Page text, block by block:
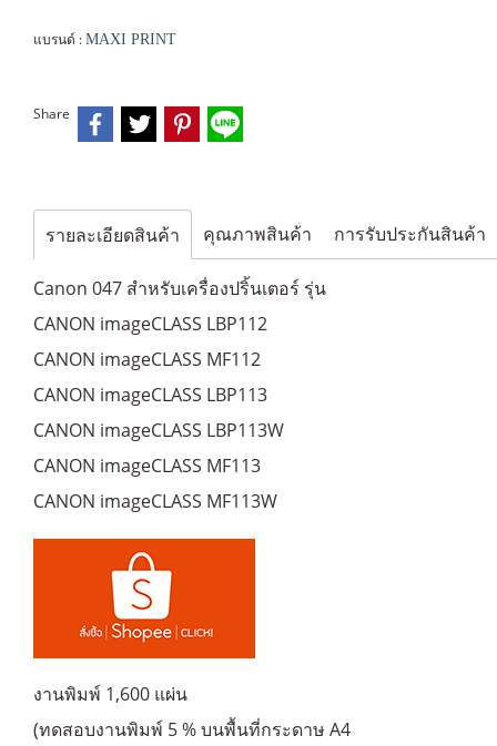
แบรนด์ : MAXI PRINT
Share
รายละเอียดสินค้า คุณภาพสินค้า การรับประกันสินค้า
Canon 047 สำหรับเครื่องปริ้นเตอร์ รุ่น
CANON imageCLASS LBP112
CANON imageCLASS MF112
CANON imageCLASS LBP113
CANON imageCLASS LBP113W
CANON imageCLASS MF113
CANON imageCLASS MF113W
งานพิมพ์ 1,600 แผ่น
(ทดสอบงานพิมพ์ 5 % บนพื้นที่กระดาษ A4